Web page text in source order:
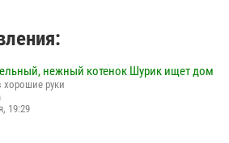
нежный котенок Шурик ищет дом
хорошие руки
19:29